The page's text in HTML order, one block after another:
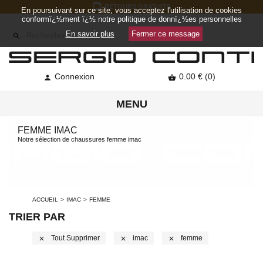
RETOURS GRATUITS

 Connexion  0.00 € (0)
MENU
FEMME IMAC
Notre sélection de chaussures femme imac
ACCUEIL IMAC FEMME
TRIER PAR
close Tout Supprimer close Imac close Femme
En poursuivant sur ce site, vous acceptez l'utilisation de cookies
conformï¿½ment ï¿½ notre politique de donnï¿½es personnelles
En savoir plus
Fermer ce message